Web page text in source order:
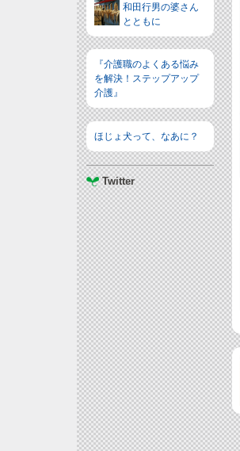
和田行男の婆さん
とともに
『介護職のよくある悩み
を解決！ステップアップ
介護』
ほじょ犬って、なあに？
Twitter